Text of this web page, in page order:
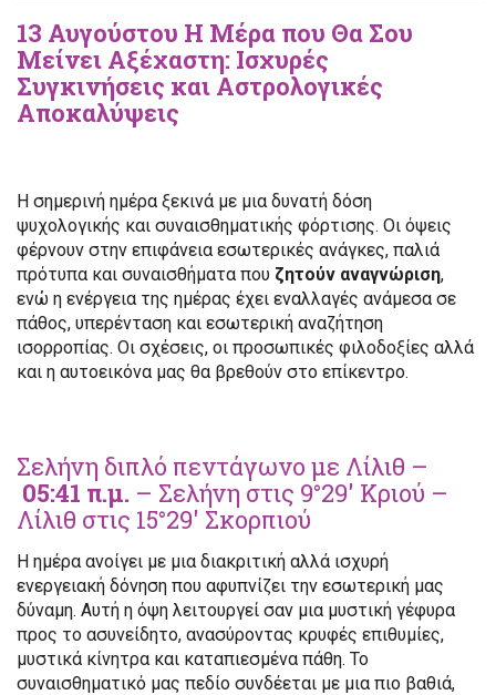
13 Αυγούστου Η Μέρα που Θα Σου
Μείνει Αξέχαστη: Ισχυρές
Συγκινήσεις και Αστρολογικές
Αποκαλύψεις
Η σημερινή ημέρα ξεκινά με μια δυνατή δόση
ψυχολογικής και συναισθηματικής φόρτισης. Οι όψεις
φέρνουν στην επιφάνεια εσωτερικές ανάγκες, παλιά
πρότυπα και συναισθήματα που ζητούν αναγνώριση,
ενώ η ενέργεια της ημέρας έχει εναλλαγές ανάμεσα σε
πάθος, υπερένταση και εσωτερική αναζήτηση
ισορροπίας. Οι σχέσεις, οι προσωπικές φιλοδοξίες αλλά
και η αυτοεικόνα μας θα βρεθούν στο επίκεντρο.
Σελήνη διπλό πεντάγωνο με Λίλιθ –
05:41 π.μ. – Σελήνη στις 9°29′ Κριού –
Λίλιθ στις 15°29′ Σκορπιού
Η ημέρα ανοίγει με μια διακριτική αλλά ισχυρή
ενεργειακή δόνηση που αφυπνίζει την εσωτερική μας
δύναμη. Αυτή η όψη λειτουργεί σαν μια μυστική γέφυρα
προς το ασυνείδητο, ανασύροντας κρυφές επιθυμίες,
μυστικά κίνητρα και καταπιεσμένα πάθη. Το
συναισθηματικό μας πεδίο συνδέεται με μια πιο βαθιά,